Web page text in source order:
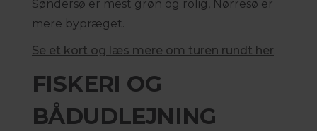
Søndersø er mest grøn og rolig, Nørresø er
mere bypræget.
Se et kort og læs mere om turen rundt her.
FISKERI OG
BÅDUDLEJNING